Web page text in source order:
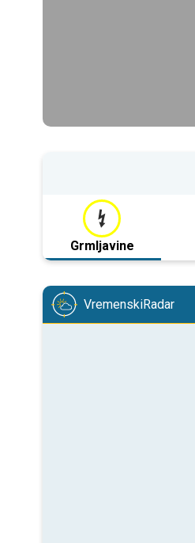
Grmljavine
VremenskiRadar